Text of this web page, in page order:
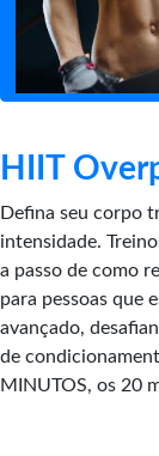
HIIT
Defina seu corpo
intensidade.
a passo de como
para pessoas que
avançado,
de
MINUTOS, os 20